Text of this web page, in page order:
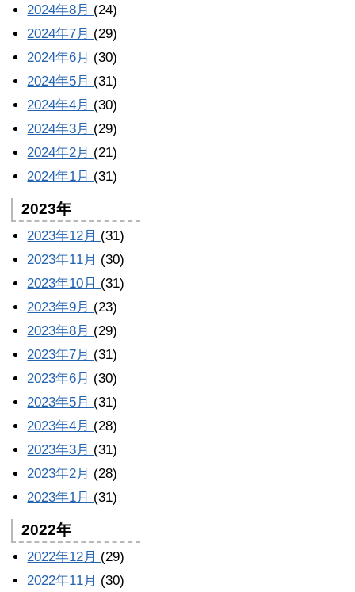
2024年8月 (24)
2024年7月 (29)
2024年6月 (30)
2024年5月 (31)
2024年4月 (30)
2024年3月 (29)
2024年2月 (21)
2024年1月 (31)
2023年
2023年12月 (31)
2023年11月 (30)
2023年10月 (31)
2023年9月 (23)
2023年8月 (29)
2023年7月 (31)
2023年6月 (30)
2023年5月 (31)
2023年4月 (28)
2023年3月 (31)
2023年2月 (28)
2023年1月 (31)
2022年
2022年12月 (29)
2022年11月 (30)